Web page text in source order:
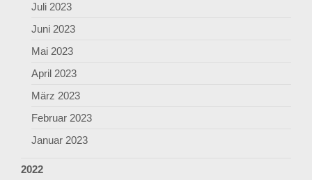
Juli 2023
Juni 2023
Mai 2023
April 2023
März 2023
Februar 2023
Januar 2023
2022